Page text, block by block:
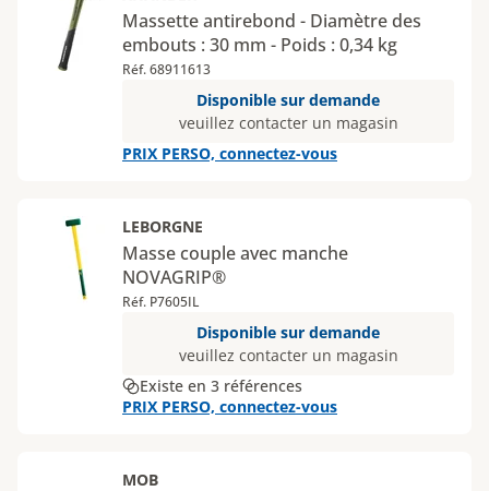
Massette antirebond - Diamètre des
embouts : 30 mm - Poids : 0,34 kg
Réf. 68911613
Disponible sur demande
veuillez contacter un magasin
PRIX PERSO, connectez-vous
LEBORGNE
Masse couple avec manche
NOVAGRIP®
Réf. P7605IL
Disponible sur demande
veuillez contacter un magasin
Existe en 3 références
PRIX PERSO, connectez-vous
MOB